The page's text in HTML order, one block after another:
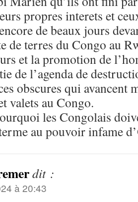
propres interets et
de beaux jours
de terres du Congo au
et la promotion de
de l’agenda de
obscures qui avancent
valets au Congo.
les Congolais
au pouvoir infame
dit :
à 20:43